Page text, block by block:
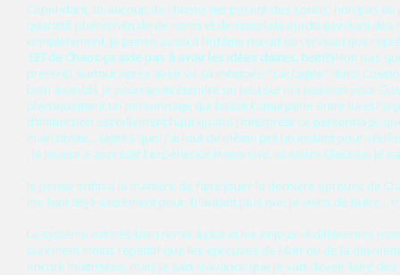
Cependant, beaucoup de choses me posent des soucis, non pas
quantité phénoménale de noms et de complots ourdis pendant
complétement. Je pense aussi à l’infâme nœud au cerveau que
137 de Chaos ça aide pas à avoir les idées claires, hein?) Non pas
préféré), surtout après avoir vu sa mémoire "saccagée" dans
bien avancé). Je pourrais m'étendre un peu sur ma passion pour
physiquement un personnage qui faisait l'amalgame entre lui et
d'immersion est tellement haut quand j'interprète ce personnage
main droite... (après quoi j'ai tout de même prit un instant pour
: le joueur a apprécié l'expérience immersive, et adore Classiss. Je
Je pense enfin à la manière de faire jouer la dernière épreuve de
me font déjà sacrément peur. D'autant plus que je viens de la lire...
Le système est très bien remis à plat et les enjeux et différentes
surement moins répétitif que les épreuves de Mort ou de la
encore maitrisées, mais je sais d'avance que je vais devoir faire